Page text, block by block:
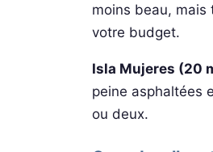
moins beau, mais
votre budget.
Isla Mujeres (20
peine asphaltées
ou deux.